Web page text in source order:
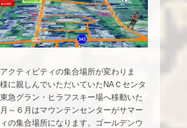
クティビティの集合場所が変わりま
に親しんでいただいていたNAＣセンタ
急グラン・ヒラフスキー場へ移動いた
～６月はマウンテンセンターがサマー
の集合場所になります。ゴールデンウ